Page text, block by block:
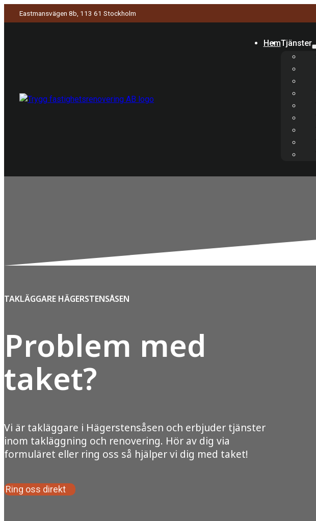
Eastmansvägen 8b, 113 61 Stockholm
HemTjänster
TAKLÄGGARE HÄGERSTENSÅSEN
Problem med
taket?
Vi är takläggare i Hägerstensåsen och erbjuder tjänster
inom takläggning och renovering. Hör av dig via
formuläret eller ring oss så hjälper vi dig med taket!
Ring oss direkt